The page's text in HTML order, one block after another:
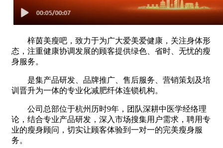
梓茵美瘦吧，致力于为广大爱美爱健康，关注身体形
态，注重健康协调发展的顾客提供绿色、省时、无忧的瘦
身服务。
是集产品研发、品牌推广、售后服务、营销策划及培
训晋升为一体的专业化减肥纤体连锁机构。
公司总部位于杭州历时9年，团队深耕中医学经络理
论，结合专业产品研发，深入市场搜集用户需求，聘用专
业的瘦身顾问，切实让顾客体验到一对一的完美瘦身服
务。